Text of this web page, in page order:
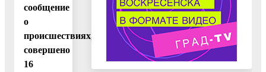
сообщение
о
происшествиях,
совершено
16